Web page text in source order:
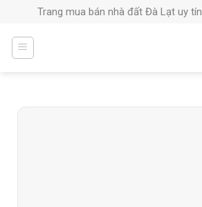
content
Trang mua bán nhà đất Đà Lạt uy tín